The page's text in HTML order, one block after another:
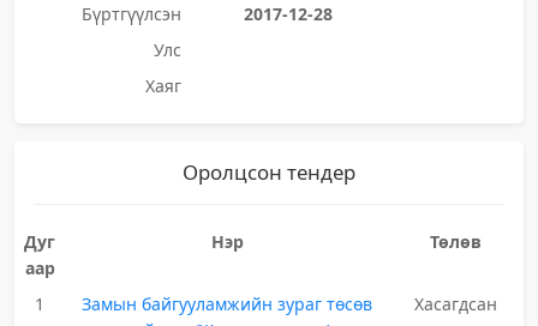
Бүртгүүлсэн
2017-12-28
Улс
Хаяг
Оролцсон тендер
Дуг
аар
Нэр Төлөв
1
Замын байгууламжийн зураг төсөв
Хасагдсан